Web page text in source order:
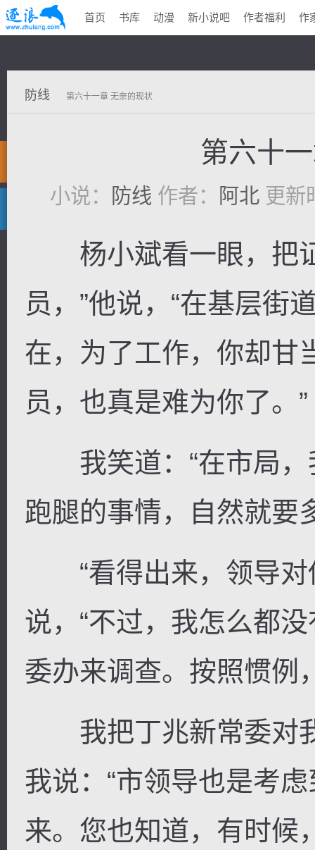
首页 书库 动漫 新小说吧 作者福利 作
防线 第六十一章 无奈的现状
第六十
小说： 防线 作者： 阿北 更新
杨小斌看一眼，把证
员，”他说，“在基层街
在，为了工作，你却甘
员，也真是难为你了。”
我笑道：“在市局，
跑腿的事情，自然就要
“看得出来，领导对
说，“不过，我怎么都
委办来调查。按照惯例
我把丁兆新常委对
我说：“市领导也是考
来。您也知道，有时候